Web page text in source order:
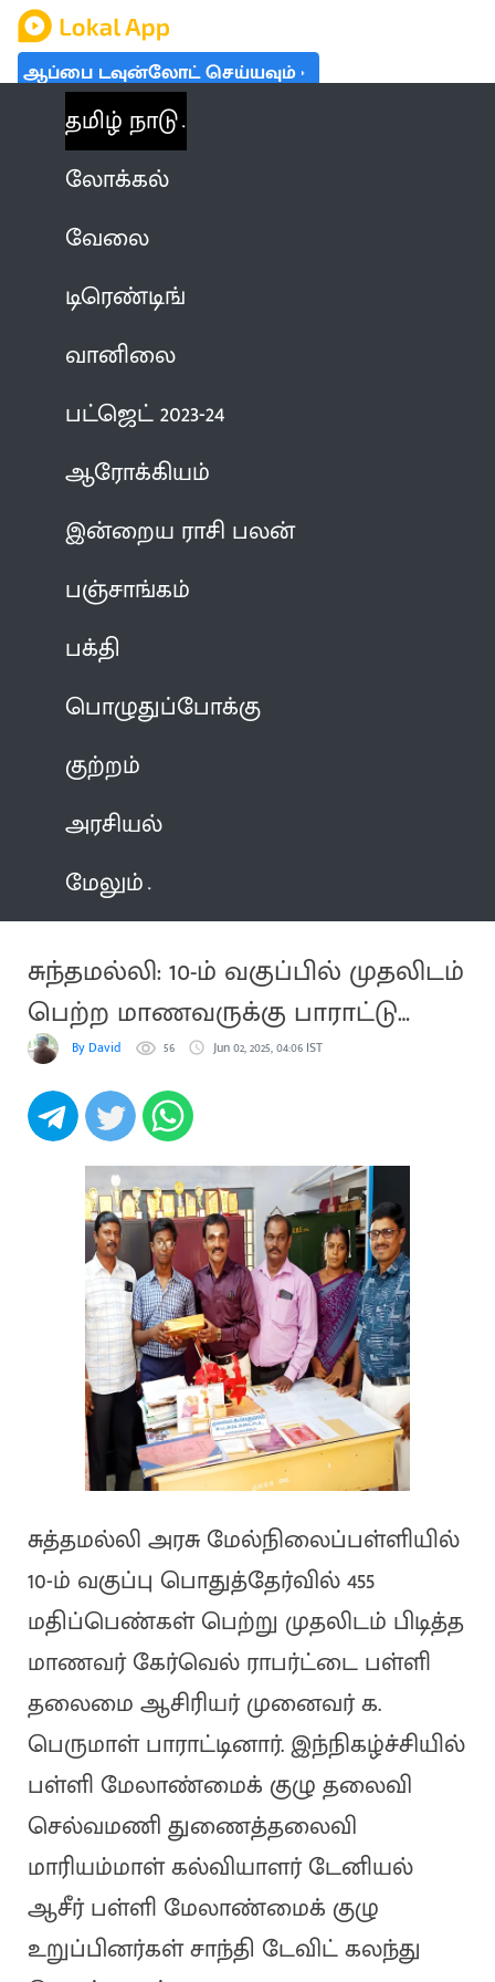
ஆப்பை டவுன்லோட் செய்யவும்
தமிழ் நாடு
லோக்கல்
வேலை
டிரெண்டிங்
வானிலை
பட்ஜெட் 2023-24
ஆரோக்கியம்
இன்றைய ராசி பலன்
பஞ்சாங்கம்
பக்தி
பொழுதுப்போக்கு
குற்றம்
அரசியல்
மேலும்
சுந்தமல்லி: 10-ம் வகுப்பில் முதலிடம்
பெற்ற மாணவருக்கு பாராட்டு
விழாBy David 56 Jun 02, 2025, 04:06 IST
சுத்தமல்லி அரசு மேல்நிலைப்பள்ளியில்
10-ம் வகுப்பு பொதுத்தேர்வில் 455
மதிப்பெண்கள் பெற்று முதலிடம் பிடித்த
மாணவர் கேர்வெல் ராபர்ட்டை பள்ளி
தலைமை ஆசிரியர் முனைவர் க.
பெருமாள் பாராட்டினார். இந்நிகழ்ச்சியில்
பள்ளி மேலாண்மைக் குழு தலைவி
செல்வமணி துணைத்தலைவி
மாரியம்மாள் கல்வியாளர் டேனியல்
ஆசீர் பள்ளி மேலாண்மைக் குழு
உறுப்பினர்கள் சாந்தி டேவிட் கலந்து